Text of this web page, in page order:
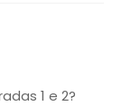
1 e 2?